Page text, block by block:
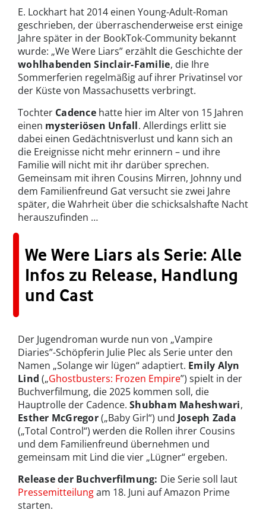
E. Lockhart hat 2014 einen Young-Adult-Roman
geschrieben, der überraschenderweise erst einige
Jahre später in der BookTok-Community bekannt
wurde: „We Were Liars” erzählt die Geschichte der
wohlhabenden Sinclair-Familie, die Ihre
Sommerferien regelmäßig auf ihrer Privatinsel vor
der Küste von Massachusetts verbringt.
Tochter Cadencehatte hier im Alter von 15 Jahren
einen mysteriösen Unfall. Allerdings erlitt sie
dabei einen Gedächtnisverlust und kann sich an
die Ereignisse nicht mehr erinnern – und ihre
Familie will nicht mit ihr darüber sprechen.
Gemeinsam mit ihren Cousins Mirren, Johnny und
dem Familienfreund Gat versucht sie zwei Jahre
später, die Wahrheit über die schicksalshafte Nacht
herauszufinden …
We Were Liars als Serie: Alle
Infos zu Release, Handlung
und Cast
Der Jugendroman wurde nun von „Vampire
Diaries”-Schöpferin Julie Plec als Serie unter den
Namen „Solange wir lügen“ adaptiert. Emily Alyn
Lind („Ghostbusters: Frozen Empire”) spielt in der
Buchverfilmung, die 2025 kommen soll, die
Hauptrolle der Cadence. Shubham Maheshwari,
Esther McGregor(„Baby Girl“) und Joseph Zada
(„Total Control“) werden die Rollen ihrer Cousins
und dem Familienfreund übernehmen und
gemeinsam mit Lind die vier „Lügner“ ergeben.
Release der Buchverfilmung: Die Serie soll laut
Pressemitteilungam 18. Juni auf Amazon Prime
starten.